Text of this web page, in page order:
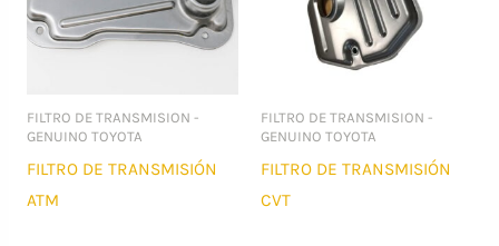
FILTRO DE TRANSMISION -
GENUINO TOYOTA
FILTRO DE TRANSMISIÓN
ATM
FILTRO DE TRANSMISION -
GENUINO TOYOTA
FILTRO DE TRANSMISIÓN
CVT